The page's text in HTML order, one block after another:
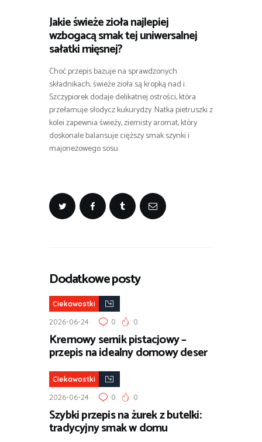
Jakie świeże zioła najlepiej
wzbogacą smak tej uniwersalnej
sałatki mięsnej?
Choć przepis bazuje na sprawdzonych
składnikach, świeże zioła są kropką nad i.
Szczypiorek dodaje delikatnej ostrości, która
przełamuje słodycz kukurydzy. Natka pietruszki z
kolei zapewnia świeży, ziemisty aromat, który
doskonale balansuje cięższy smak szynki i
majonezowego sosu.
Dodatkowe posty
Ciekawostki
2026-06-24 0 0
Kremowy sernik pistacjowy –
przepis na idealny domowy deser
Ciekawostki
2026-06-24 0 0
Szybki przepis na żurek z butelki:
tradycyjny smak w domu